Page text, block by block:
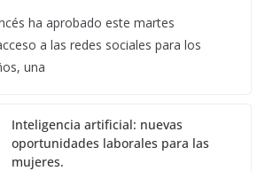
ha aprobado este martes
a las redes sociales para los
una
Inteligencia artificial: nuevas
oportunidades laborales para las
mujeres.